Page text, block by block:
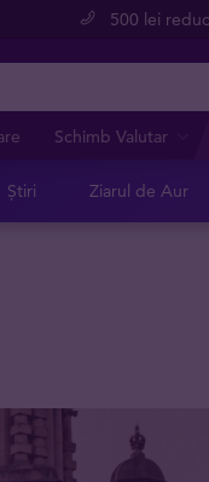
500 lei
Schimb Valutar
Știri Ziarul de Aur